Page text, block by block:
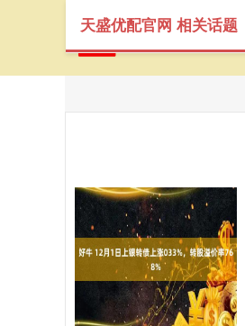
天盛优配官网 相关话题